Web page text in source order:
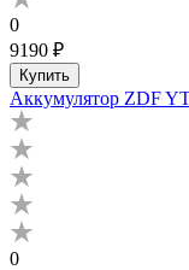
0
9190 ₽
Купить
Аккумулятор ZDF
0